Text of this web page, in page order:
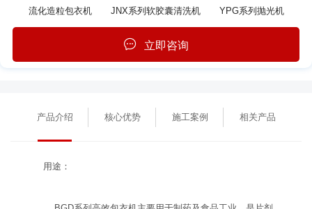
流化造粒包衣机 JNX系列软胶囊清洗机 YPG系列抛光机
立即咨询
产品介绍 核心优势 施工案例 相关产品
用途：